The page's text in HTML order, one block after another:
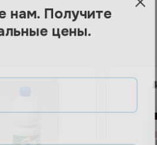
нам. Получите
цены.